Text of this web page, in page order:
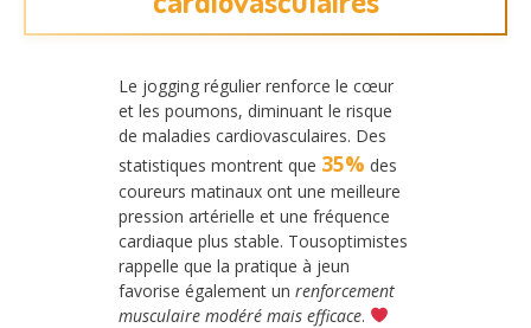
Le jogging régulier renforce le cœur
et les poumons, diminuant le risque
de maladies cardiovasculaires. Des
statistiques montrent que 35% des
coureurs matinaux ont une meilleure
pression artérielle et une fréquence
cardiaque plus stable. Tousoptimistes
rappelle que la pratique à jeun
favorise également un renforcement
musculaire modéré mais efficace.